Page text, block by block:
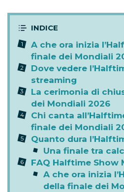
A che ora inizia
finale dei Mondiali
Dove vedere
streaming
La cerimonia di
dei Mondiali 2026
Chi canta
finale dei Mondiali
Quanto dura
Una finale tra
FAQ Halftime Show
A che ora inizia
della finale dei